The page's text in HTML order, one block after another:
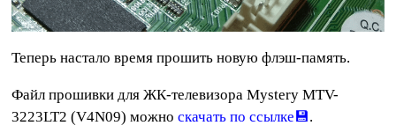
Теперь настало время прошить новую флэш-память.
Файл прошивки для ЖК-телевизора Mystery MTV-
3223LT2 (V4N09) можноскачать по ссылке .